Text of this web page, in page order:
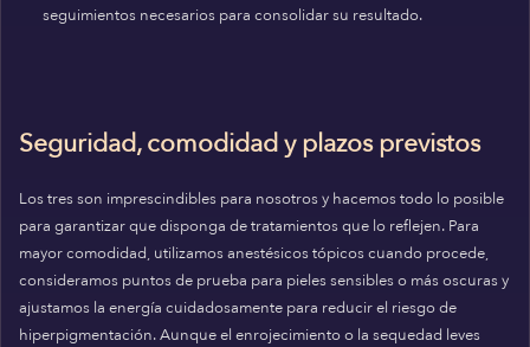
seguimientos necesarios para consolidar su resultado.
Seguridad, comodidad y plazos previstos
Los tres son imprescindibles para nosotros y hacemos todo lo posible
para garantizar que disponga de tratamientos que lo reflejen. Para
mayor comodidad, utilizamos anestésicos tópicos cuando procede,
consideramos puntos de prueba para pieles sensibles o más oscuras y
ajustamos la energía cuidadosamente para reducir el riesgo de
hiperpigmentación. Aunque el enrojecimiento o la sequedad leves